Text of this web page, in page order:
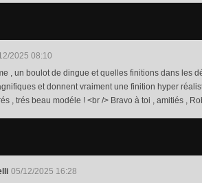
2025 08:10
, un boulot de dingue et quelles finitions dans les
et donnent vraiment une finition hyper
, trés beau modéle ! <br /> Bravo à toi , amitiés ,
05/12/2025 16:28